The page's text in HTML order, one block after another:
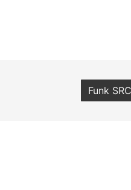
Funk SRC